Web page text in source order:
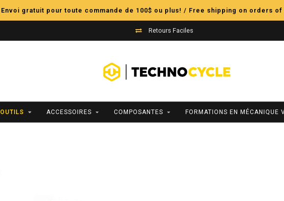
Envoi gratuit pour toute commande de 100$ ou plus! / Free shipping on orders of
Retours Faciles
OUTILS ACCESSOIRES COMPOSANTES FORMATIONS EN MÉCANIQUE